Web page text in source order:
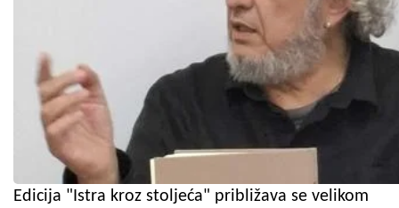
Edicija "Istra kroz stoljeća" približava se velikom